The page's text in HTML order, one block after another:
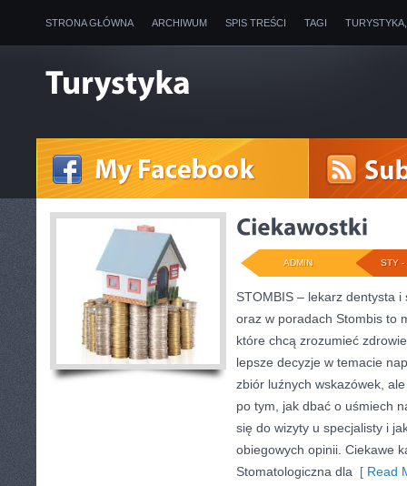
STRONA GŁÓWNA ARCHIWUM SPIS TREŚCI TAGI
STY -
ADMIN
STOMBIS – lekarz dentysta
oraz w poradach Stombis to
które chcą zrozumieć
lepsze decyzje w temacie
zbiór luźnych wskazówek,
po tym, jak dbać o uśmiech
się do wizyty u specjalisty i
obiegowych opinii. Ciekawe
Stomatologiczna dla [ Read